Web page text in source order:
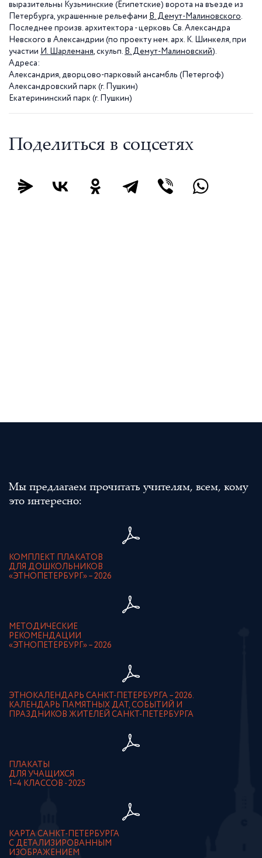
выразительны Кузьминские (Египетские) ворота на въезде из
Петербурга, украшенные рельефами В. Демут-Малиновского.
Последнее произв. архитектора - церковь Св. Александра
Невского в Александрии (по проекту нем. арх. К. Шинкеля, при
участии И. Шарлеманя, скульп. В. Демут-Малиновский).
Адреса:
Александрия, дворцово-парковый ансамбль (Петергоф)
Александровский парк (г. Пушкин)
Екатерининский парк (г. Пушкин)
Поделиться в соцсетях
Мы предлагаем прочитать учителям, всем, кому
это интересно:
КОМПЛЕКТ ПЛАКАТОВ
ДЛЯ ДОШКОЛЬНИКОВ
«ЭТНОПЕТЕРБУРГ» – 2026
МЕТОДИЧЕСКИЕ
РЕКОМЕНДАЦИИ
«ЭТНОПЕТЕРБУРГ» – 2026
ЭТНОКАЛЕНДАРЬ САНКТ-ПЕТЕРБУРГА – 2026.
КАЛЕНДАРЬ ПАМЯТНЫХ ДАТ, СОБЫТИЙ И
ПРАЗДНИКОВ ЖИТЕЛЕЙ САНКТ-ПЕТЕРБУРГА
ПЛАКАТЫ
ДЛЯ УЧАЩИХСЯ
1–4 КЛАССОВ - 2025
КАРТА САНКТ-ПЕТЕРБУРГА
С ДЕТАЛИЗИРОВАННЫМ
ИЗОБРАЖЕНИЕМ